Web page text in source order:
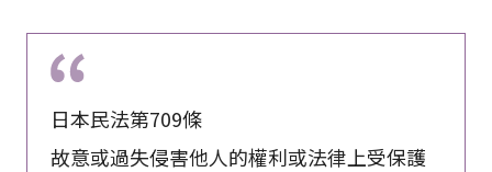
日本民法第709條
故意或過失侵害他人的權利或法律上受保護